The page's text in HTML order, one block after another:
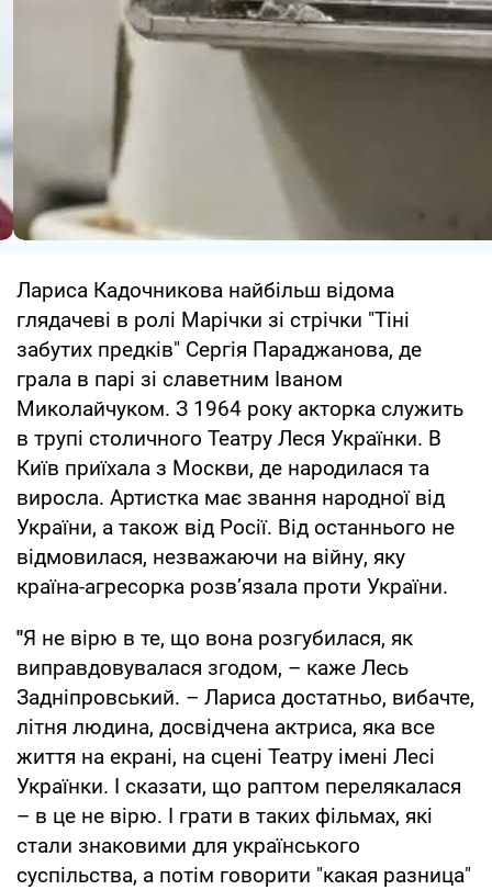
Лариса Кадочникова найбільш відома
глядачеві в ролі Марічки зі стрічки "Тіні
забутих предків" Сергія Параджанова, де
грала в парі зі славетним Іваном
Миколайчуком. З 1964 року акторка служить
в трупі столичного Театру Леся Українки. В
Київ приїхала з Москви, де народилася та
виросла. Артистка має звання народної від
України, а також від Росії. Від останнього не
відмовилася, незважаючи на війну, яку
країна-агресорка розв’язала проти України.
"Я не вірю в те, що вона розгубилася, як
виправдовувалася згодом, – каже Лесь
Задніпровський. – Лариса достатньо, вибачте,
літня людина, досвідчена актриса, яка все
життя на екрані, на сцені Театру імені Лесі
Українки. І сказати, що раптом перелякалася
– в це не вірю. І грати в таких фільмах, які
стали знаковими для українського
суспільства, а потім говорити "какая разница"